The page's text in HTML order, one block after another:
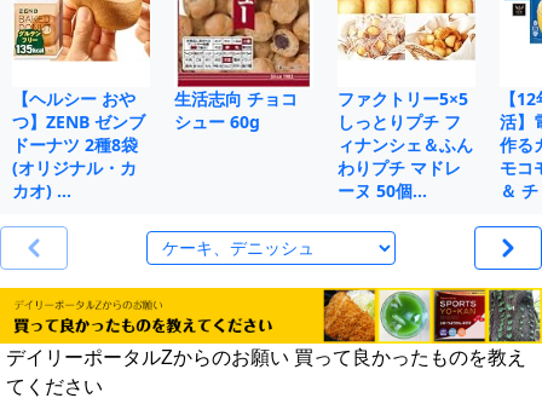
【ヘルシー おや
つ】ZENB ゼンブ
ドーナツ 2種8袋
(オリジナル・カ
カオ) …
生活志向 チョコ
シュー 60g
ファクトリー5×5
しっとりプチ フ
ィナンシェ＆ふん
わりプチ マドレ
ーヌ 50個…
【
活】
作る
モコ
＆
デイリーポータルZからのお願い 買って良かったものを教え
てください